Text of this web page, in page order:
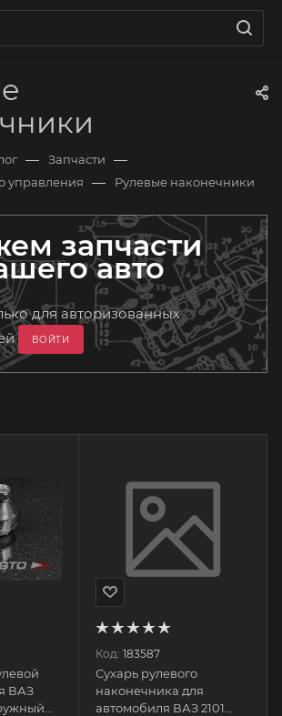
— Запчасти —
управления — Рулевые наконечники
запчасти
авто
для авторизованных
ВОЙТИ
ВАЗ
Код: 183587
Сухарь рулевого
наконечника для
автомобиля ВАЗ 2101